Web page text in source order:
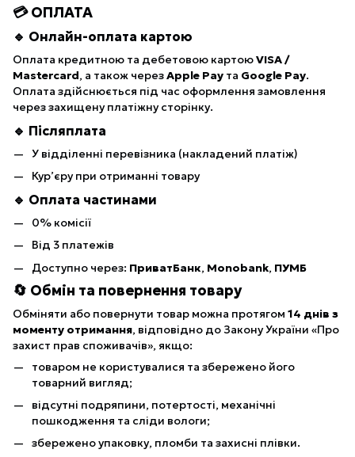
💳 ОПЛАТА
🔹 Онлайн-оплата картою
Оплата кредитною та дебетовою картоюVISA /
Mastercard, а також черезApple Pay та Google Pay.
Оплата здійснюється під час оформлення замовлення
через захищену платіжну сторінку.
🔹 Післяплата
У відділенні перевізника (накладений платіж)
Кур’єру при отриманні товару
🔹 Оплата частинами
0% комісії
Від 3 платежів
Доступно через: ПриватБанк, Monobank, ПУМБ
🔄 Обмін та повернення товару
Обміняти або повернути товар можна протягом 14 днів з
моменту отримання, відповідно до Закону України «Про
захист прав споживачів», якщо:
товаром не користувалися та збережено його
товарний вигляд;
відсутні подряпини, потертості, механічні
пошкодження та сліди вологи;
збережено упаковку, пломби та захисні плівки.